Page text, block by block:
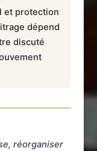
et protection
dépend
discuté
réorganiser